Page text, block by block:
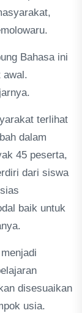
Bahasa ini
awal.
terlihat
dalam
45 peserta,
dari siswa
baik untuk
disesuaikan
usia.